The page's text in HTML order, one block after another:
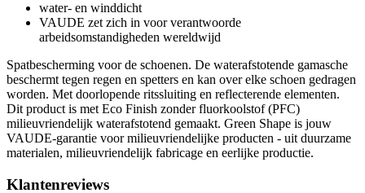
water- en winddicht
VAUDE zet zich in voor verantwoorde
arbeidsomstandigheden wereldwijd
Spatbescherming voor de schoenen. De waterafstotende gamasche
beschermt tegen regen en spetters en kan over elke schoen gedragen
worden. Met doorlopende ritssluiting en reflecterende elementen.
Dit product is met Eco Finish zonder fluorkoolstof (PFC)
milieuvriendelijk waterafstotend gemaakt. Green Shape is jouw
VAUDE-garantie voor milieuvriendelijke producten - uit duurzame
materialen, milieuvriendelijk fabricage en eerlijke productie.
Klantenreviews